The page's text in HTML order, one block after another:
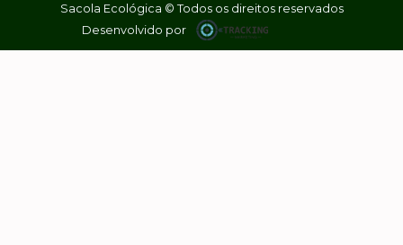
Sacola Ecológica © Todos os direitos reservados
Desenvolvido por